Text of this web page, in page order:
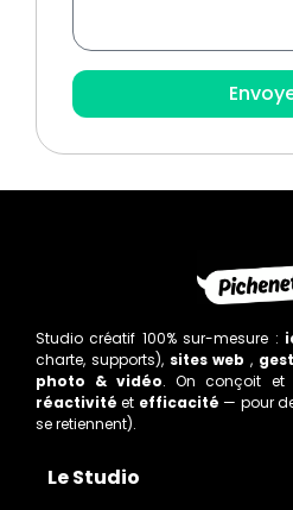
Studio créatif 100% sur-mesure :
charte, supports), sites web ,
photo & vidéo. On conçoit
réactivité et efficacité — pour
se retiennent).
Le Studio